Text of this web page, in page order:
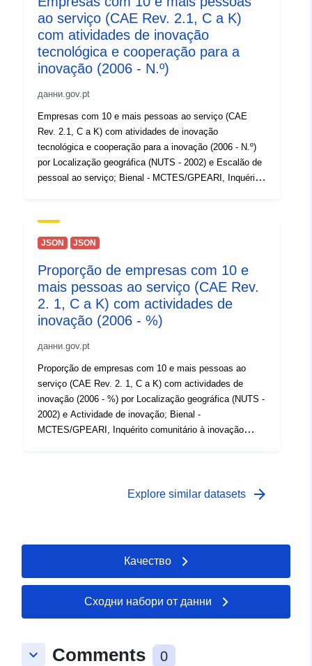
ÖNACE-Wirtschaftsklasse
(NACE_4) Bezeichnung der
ÖNACE-Wirtschaftsklasse
(WIRTSCHAFTSKLASSE)
Code des ÖNACE-
ÖNACE-Wirtschaftsabschnitts
(WIRTSCHAFTSABSCHNITT)
Bestand zum
Stichtag/Monatsendbestand
ao serviço (CAE Rev. 2.1, C a K)
com atividades de inovação
tecnológica e cooperação para a
inovação (2006 - N.º)
данни.gov.pt
Empresas com 10 e mais pessoas ao serviço (CAE
Rev. 2.1, C a K) com atividades de inovação
tecnológica e cooperação para a inovação (2006 - N.º)
por Localização geográfica (NUTS - 2002) e Escalão de
pessoal ao serviço; Bienal - MCTES/GPEARI, Inquérito
JSON JSON
Proporção de empresas com 10 e
mais pessoas ao serviço (CAE Rev.
2. 1, C a K) com actividades de
inovação (2006 - %)
данни.gov.pt
Proporção de empresas com 10 e mais pessoas ao
serviço (CAE Rev. 2. 1, C a K) com actividades de
inovação (2006 - %) por Localização geográfica (NUTS -
2002) e Actividade de inovação; Bienal -
MCTES/GPEARI, Inquérito comunitário à inovação
Explore similar datasets arrow_forward
Качество
Сходни набори от данни
keyboard_arrow_down Comments 0